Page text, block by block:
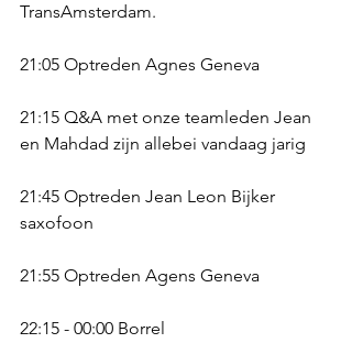
TransAmsterdam.
21:05 Optreden Agnes Geneva
21:15 Q&A met onze teamleden Jean
en Mahdad zijn allebei vandaag jarig
21:45 Optreden Jean Leon Bijker
saxofoon
21:55 Optreden Agens Geneva
22:15 - 00:00 Borrel